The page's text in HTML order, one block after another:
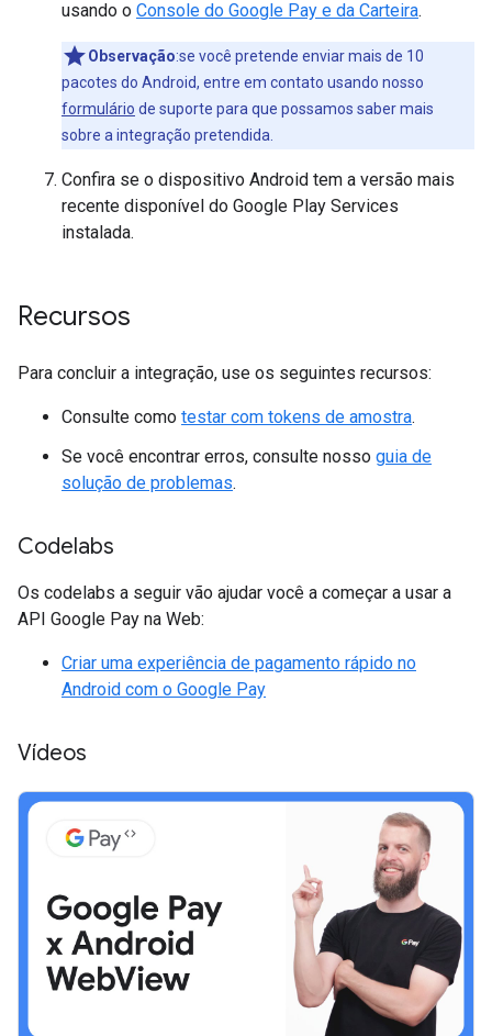
usando o Console do Google Pay e da Carteira.
Observação:se você pretende enviar mais de 10
pacotes do Android, entre em contato usando nosso
formulário de suporte para que possamos saber mais
sobre a integração pretendida.
Confira se o dispositivo Android tem a versão mais
recente disponível do Google Play Services
instalada.
Recursos
Para concluir a integração, use os seguintes recursos:
Consulte como testar com tokens de amostra.
Se você encontrar erros, consulte nosso guia de
solução de problemas.
Codelabs
Os codelabs a seguir vão ajudar você a começar a usar a
API Google Pay na Web:
Criar uma experiência de pagamento rápido no
Android com o Google Pay
Vídeos